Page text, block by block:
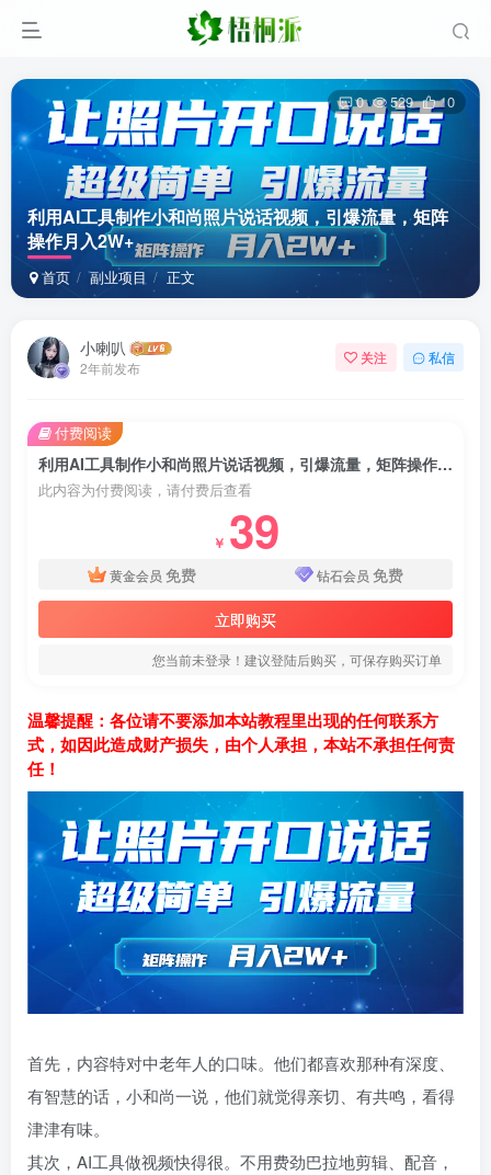
利用AI工具制作小和尚照片说话视频，引爆流量，矩阵
操作月入2W+
首页 副业项目 正文
0 529 10
小喇叭
2年前发布
关注 私信
利用AI工具制作小和尚照片说话视频，引爆流量，矩阵操作月入2W+
此内容为付费阅读，请付费后查看
￥ 39
黄金会员 免费 钻石会员 免费
立即购买
您当前未登录！建议登陆后购买，可保存购买订单
付费阅读
温馨提醒：各位请不要添加本站教程里出现的任何联系方
式，如因此造成财产损失，由个人承担，本站不承担任何责
任！
首先，内容特对中老年人的口味。他们都喜欢那种有深度、
有智慧的话，小和尚一说，他们就觉得亲切、有共鸣，看得
津津有味。
其次，AI工具做视频快得很。不用费劲巴拉地剪辑、配音，